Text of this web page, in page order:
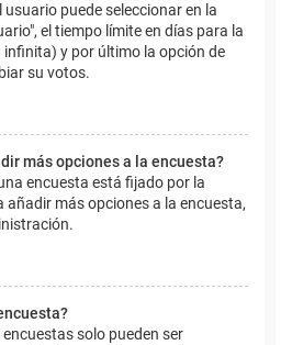
puede seleccionar en la
el tiempo límite en días para la
y por último la opción de
su votos.
más opciones a la encuesta?
encuesta está fijado por la
más opciones a la encuesta,
solo pueden ser